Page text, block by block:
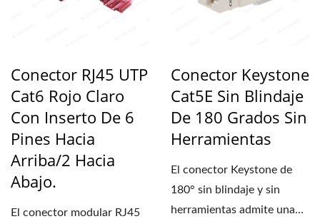
Conector RJ45 UTP
Cat6 Rojo Claro
Con Inserto De 6
Pines Hacia
Arriba/2 Hacia
Abajo.
El conector modular RJ45
Conector Keystone
Cat5E Sin Blindaje
De 180 Grados Sin
Herramientas
El conector Keystone de
180° sin blindaje y sin
herramientas admite una